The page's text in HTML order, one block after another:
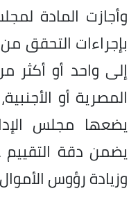
وأجازت المادة
بإجراءات التحقق
إلى واحد أو أكثر
المصرية أو
يضعها مجلس
يضمن دقة التقييم
وزيادة رؤوس